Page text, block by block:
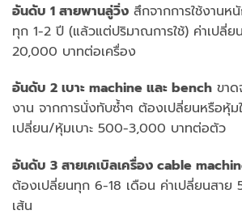
อันดับ 1 สายพานลู่วิ่ง สึกจากการใช้งาน
ทุก 1-2 ปี (แล้วแต่ปริมาณการใช้) ค่าเปลี่
20,000 บาทต่อเครื่อง
อันดับ 2 เบาะ machine และ bench ขาด
งาน จากการนั่งทับซ้ำๆ ต้องเปลี่ยนหรือหุ้
เปลี่ยน/หุ้มเบาะ 500-3,000 บาทต่อตัว
อันดับ 3 สายเคเบิลเครื่อง cable
ต้องเปลี่ยนทุก 6-18 เดือน ค่าเปลี่ยนสา
เส้น